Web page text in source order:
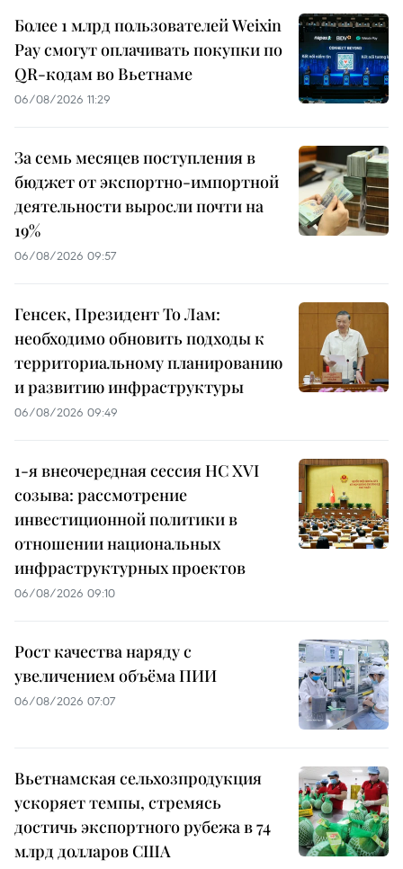
Более 1 млрд пользователей Weixin
Pay смогут оплачивать покупки по
QR-кодам во Вьетнаме
06/08/2026 11:29
За семь месяцев поступления в
бюджет от экспортно-импортной
деятельности выросли почти на
19%
06/08/2026 09:57
Генсек, Президент То Лам:
необходимо обновить подходы к
территориальному планированию
и развитию инфраструктуры
06/08/2026 09:49
1-я внеочередная сессия НС XVI
созыва: рассмотрение
инвестиционной политики в
отношении национальных
инфраструктурных проектов
06/08/2026 09:10
Рост качества наряду с
увеличением объёма ПИИ
06/08/2026 07:07
Вьетнамская сельхозпродукция
ускоряет темпы, стремясь
достичь экспортного рубежа в 74
млрд долларов США